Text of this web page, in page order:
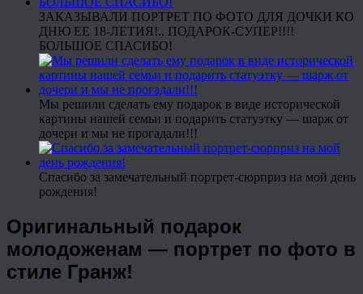
ЗАКАЗЫВАЛИ ПОРТРЕТ ПО ФОТО ДЛЯ ДОЧКИ КО
ДНЮ ЕЕ 18-ЛЕТИЯ!.. ПОДАРОК-СУПЕР!!!!
БОЛЬШОЕ СПАСИБО!
Мы решили сделать ему подарок в виде исторической
картины нашей семьи и подарить статуэтку — шарж от
дочери и мы не прогадали!!!
Спасибо за замечательный портрет-сюрприз на мой день
рождения!
Оригинальный подарок
молодоженам — портрет по фото в
стиле Гранж!